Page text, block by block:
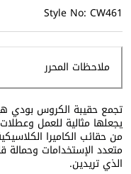
Style No: CW461
ملاحظات المحرر
تجمع حقيبة الكروس بودي
يجعلها مثالية للعمل
من حقائب الكاميرا
متعدد الإستخدامات وحمالة
الذي تريدين.